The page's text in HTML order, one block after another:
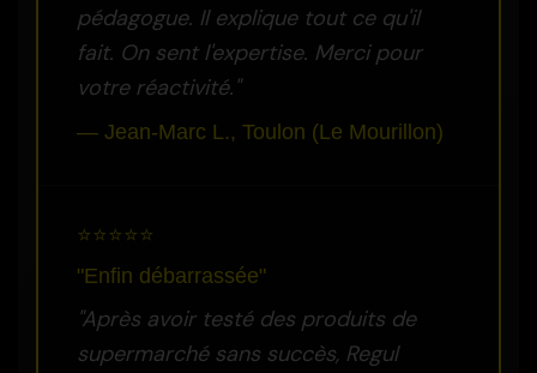
pédagogue. Il explique tout ce qu'il
fait. On sent l'expertise. Merci pour
votre réactivité."
— Jean-Marc L., Toulon (Le Mourillon)
⭐⭐⭐⭐⭐
"Enfin débarrassée"
"Après avoir testé des produits de
supermarché sans succès, Regul